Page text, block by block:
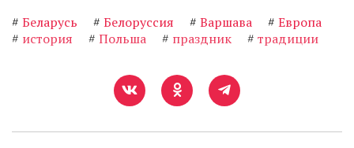
# Беларусь # Белоруссия # Варшава # Европа
# история # Польша # праздник # традиции